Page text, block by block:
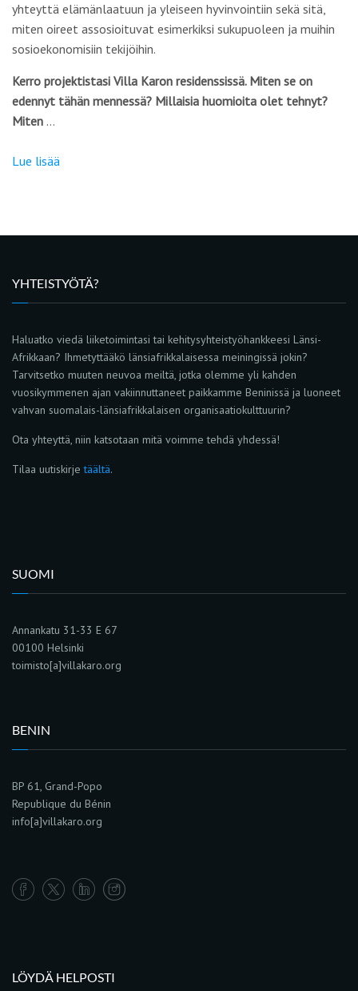
yhteyttä elämänlaatuun ja yleiseen hyvinvointiin sekä sitä,
miten oireet assosioituvat esimerkiksi sukupuoleen ja muihin
sosioekonomisiin tekijöihin.
Kerro projektistasi Villa Karon residenssissä. Miten se on
edennyt tähän mennessä? Millaisia huomioita olet tehnyt?
Miten …
Lue lisää
YHTEISTYÖTÄ?
Haluatko viedä liiketoimintasi tai kehitysyhteistyöhankkeesi Länsi-
Afrikkaan? Ihmetyttääkö länsiafrikkalaisessa meiningissä jokin?
Tarvitsetko muuten neuvoa meiltä, jotka olemme yli kahden
vuosikymmenen ajan vakiinnuttaneet paikkamme Beninissä ja luoneet
vahvan suomalais-länsiafrikkalaisen organisaatiokulttuurin?
Ota yhteyttä, niin katsotaan mitä voimme tehdä yhdessä!
Tilaa uutiskirjetäältä.
SUOMI
Annankatu 31-33 E 67
00100 Helsinki
toimisto[a]villakaro.org
BENIN
BP 61, Grand-Popo
Republique du Bénin
info[a]villakaro.org
LÖYDÄ HELPOSTI